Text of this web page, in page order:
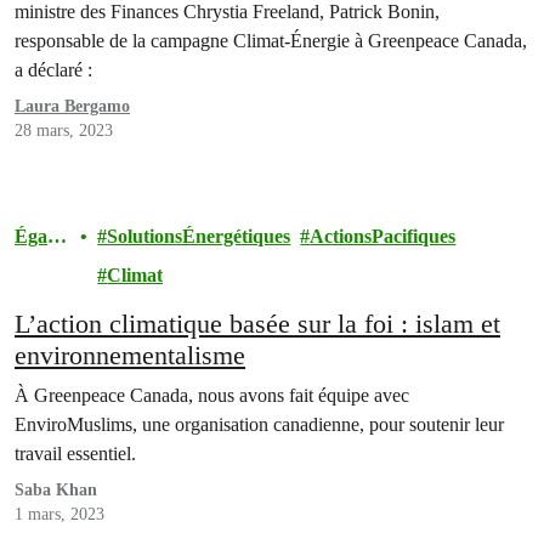
ministre des Finances Chrystia Freeland, Patrick Bonin,
responsable de la campagne Climat-Énergie à Greenpeace Canada,
a déclaré :
Laura Bergamo
28 mars, 2023
Égalit
SolutionsÉnergétiques
ActionsPacifiques
Climat
L’action climatique basée sur la foi : islam et
environnementalisme
À Greenpeace Canada, nous avons fait équipe avec
EnviroMuslims, une organisation canadienne, pour soutenir leur
travail essentiel.
Saba Khan
1 mars, 2023